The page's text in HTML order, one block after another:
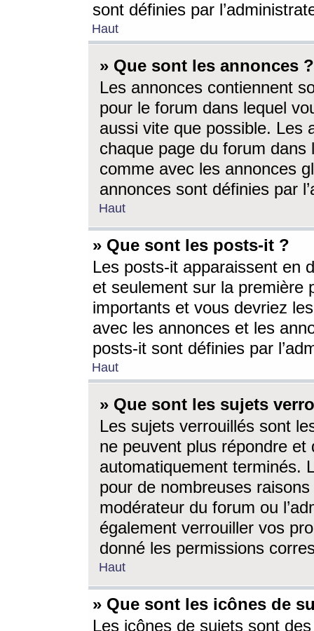
sont définies par
Haut
» Que sont les annonces ?
Les annonces contiennent
pour le forum dans lequel
aussi vite que possible. Les
chaque page du forum dans
comme avec les annonces
annonces sont définies par
Haut
» Que sont les posts-it ?
Les posts-it apparaissent en
et seulement sur la première
importants et vous devriez
avec les annonces et les
posts-it sont définies par
Haut
» Que sont les sujets
Les sujets verrouillés sont
ne peuvent plus répondre
automatiquement terminés.
pour de nombreuses
modérateur du forum ou
également verrouiller vos
donné les permissions
Haut
» Que sont les icônes de
Les icônes de sujets sont